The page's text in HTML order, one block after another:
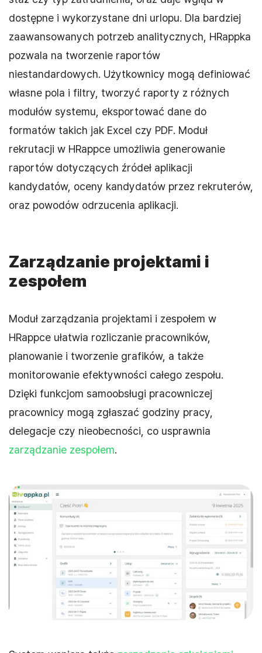
dostępne i wykorzystane dni urlopu. Dla bardziej
zaawansowanych potrzeb analitycznych, HRappka
pozwala na tworzenie raportów
niestandardowych. Użytkownicy mogą definiować
własne pola i filtry, tworzyć raporty z różnych
modułów systemu, eksportować dane do
formatów takich jak Excel czy PDF. Moduł
rekrutacji w HRappce umożliwia generowanie
raportów dotyczących źródeł aplikacji
kandydatów, oceny kandydatów przez rekruterów,
oraz powodów odrzucenia aplikacji.
Zarządzanie projektami i
zespołem
Moduł zarządzania projektami i zespołem w
HRappce ułatwia rozliczanie pracowników,
planowanie i tworzenie grafików, a także
monitorowanie efektywności całego zespołu.
Dzięki funkcjom samoobsługi pracowniczej
pracownicy mogą zgłaszać godziny pracy,
delegacje czy nieobecności, co usprawnia
zarządzanie zespołem.